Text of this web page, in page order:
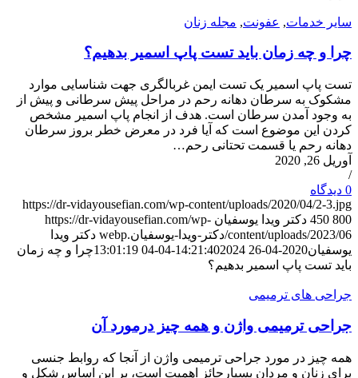
سایر خدمات, عفونت, مجله زنان
چرا و چه زمان باید تست پاپ اسمیر بدهیم؟
تست پاپ اسمیر یک تست ایمن غربالگری جهت شناسایی موارد
مشکوک به سرطان دهانه رحم در مراحل پیش سرطانی و پیش از
به وجود آمدن سرطان است. هدف از انجام پاپ اسمیر مشخص
کردن این موضوع است که آیا فرد در معرض خطر بروز سرطان
دهانه رحم یا قسمت تحتانی رحم…
آوریل 26, 2020
/
0 دیدگاه‌
https://dr-vidayousefian.com/wp-content/uploads/2020/04/2-3.jpg
450 800 دکتر ویدا یوسفیان https://dr-vidayousefian.com/wp-
content/uploads/2023/06/دکتر-ویدا-یوسفیان.webp
دکتر ویدا
یوسفیان2020-04-26 14:21:40
2024-04-04 13:01:19
چرا و چه زمان
باید تست پاپ اسمیر بدهیم؟
جراحی های ترمیمی
جراحی ترمیمی واژن و همه چیز درمورد آن
همه چیز در مورد جراحی ترمیمی واژن از آنجا که روابط جنسی
برای زنان و مردان بسیارحائز اهمیت است، بر این اساس شکل و